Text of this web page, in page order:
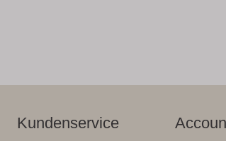
Kundenservice